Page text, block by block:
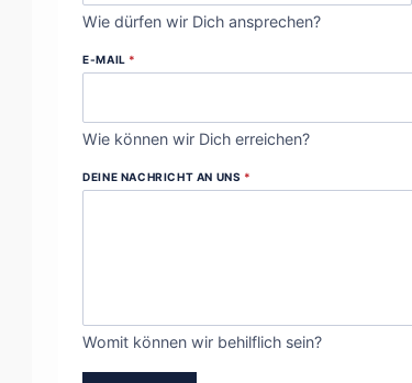
Wie dürfen wir Dich ansprechen?
E-MAIL *
Wie können wir Dich erreichen?
DEINE NACHRICHT AN UNS *
Womit können wir behilflich sein?